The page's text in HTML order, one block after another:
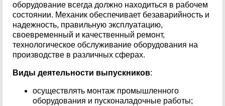
оборудование всегда должно находиться в рабочем
состоянии. Механик обеспечивает безаварийность и
надежность, правильную эксплуатацию,
своевременный и качественный ремонт,
технологическое обслуживание оборудования на
производстве в различных сферах.
Виды деятельности выпускников:
осуществлять монтаж промышленного
оборудования и пусконаладочные работы;